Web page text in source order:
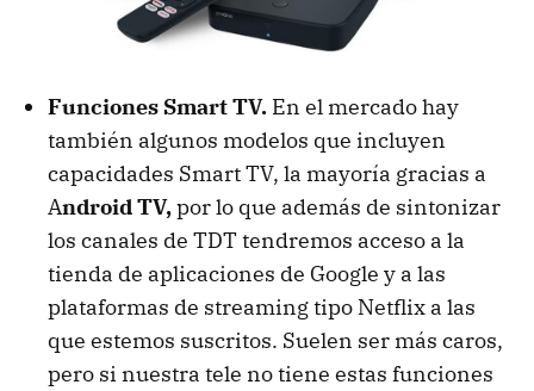
Funciones Smart TV. En el mercado hay
también algunos modelos que incluyen
capacidades Smart TV, la mayoría gracias a
Android TV,por lo que además de sintonizar
los canales de TDT tendremos acceso a la
tienda de aplicaciones de Google y a las
plataformas de streaming tipo Netflix a las
que estemos suscritos. Suelen ser más caros,
pero si nuestra tele no tiene estas funciones